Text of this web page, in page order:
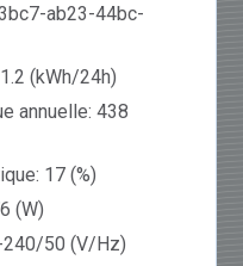
ab23-44bc-
(kWh/24h)
annuelle: 438
17 (%)
(W)
240/50 (V/Hz)